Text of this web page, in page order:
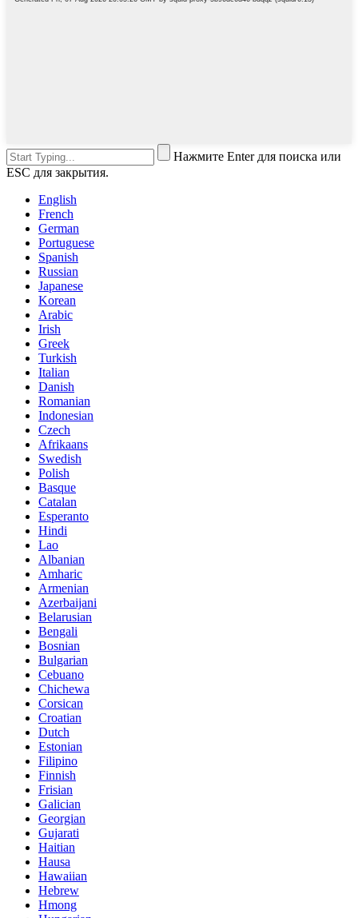
Нажмите Enter для поиска или
ESC для закрытия.
English
French
German
Portuguese
Spanish
Russian
Japanese
Korean
Arabic
Irish
Greek
Turkish
Italian
Danish
Romanian
Indonesian
Czech
Afrikaans
Swedish
Polish
Basque
Catalan
Esperanto
Hindi
Lao
Albanian
Amharic
Armenian
Azerbaijani
Belarusian
Bengali
Bosnian
Bulgarian
Cebuano
Chichewa
Corsican
Croatian
Dutch
Estonian
Filipino
Finnish
Frisian
Galician
Georgian
Gujarati
Haitian
Hausa
Hawaiian
Hebrew
Hmong